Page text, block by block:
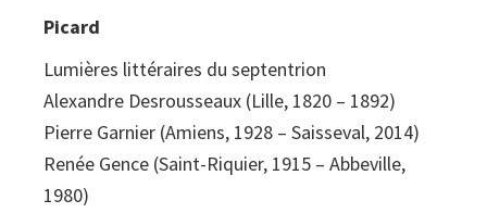
Picard
Lumières littéraires du septentrion
Alexandre Desrousseaux (Lille, 1820 – 1892)
Pierre Garnier (Amiens, 1928 – Saisseval, 2014)
Renée Gence (Saint-Riquier, 1915 – Abbeville,
1980)